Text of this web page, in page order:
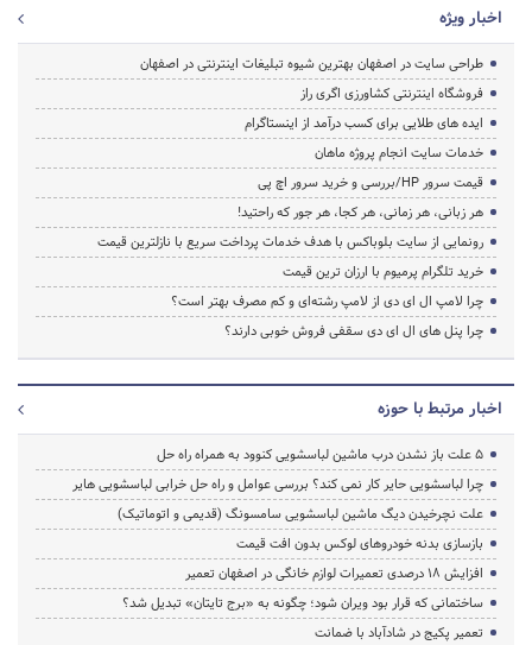
اخبار ویژه
طراحی سایت در اصفهان بهترین شیوه تبلیغات اینترنتی در اصفهان
فروشگاه اینترنتی کشاورزی اگری راز
ایده های طلایی برای کسب درآمد از اینستاگرام
خدمات سایت انجام پروژه ماهان
قیمت سرور HP/بررسی و خرید سرور اچ پی
هر زبانی، هر زمانی، هر کجا، هر جور که راحتید!
رونمایی از سایت بلوباکس با هدف خدمات پرداخت سریع با نازلترین قیمت
خرید تلگرام پرمیوم با ارزان ترین قیمت
چرا لامپ ال ای دی از لامپ رشته‌ای و کم مصرف بهتر است؟
چرا پنل های ال ای دی سقفی فروش خوبی دارند؟
اخبار مرتبط با حوزه
5 علت باز نشدن درب ماشین لباسشویی کنوود به همراه راه حل
چرا لباسشویی حایر کار نمی کند؟ بررسی عوامل و راه حل خرابی لباسشویی هایر
علت نچرخیدن دیگ ماشین لباسشویی سامسونگ (قدیمی و اتوماتیک)
بازسازی بدنه خودروهای لوکس بدون افت قیمت
افزایش ۱۸ درصدی تعمیرات لوازم خانگی در اصفهان تعمیر
ساختمانی که قرار بود ویران شود؛ چگونه به «برج تایتان» تبدیل شد؟
تعمیر پکیج در شادآباد با ضمانت